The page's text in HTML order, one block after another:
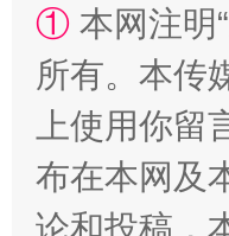
① 本网注明
所有。本传
上使用你
布在本网及
论和投稿，